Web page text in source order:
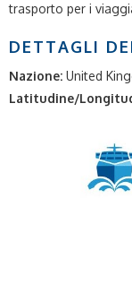
trasporto per i
DETTAGLI
Nazione: United
Latitudine/